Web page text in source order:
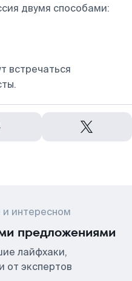
двумя способами:
встречаться
интересном
предложениями
лайфхаки,
от экспертов